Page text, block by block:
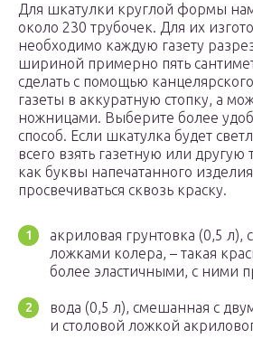
Для шкатулки круглой формы
около 230 трубочек. Для их
необходимо каждую газету
шириной примерно пять
сделать с помощью
газеты в аккуратную стопку, а
ножницами. Выберите более
способ. Если шкатулка будет
всего взять газетную или другую
как буквы напечатанного
просвечиваться сквозь краску.
акриловая грунтовка (0,5 л),
ложками колера, – такая
более эластичными, с ними
вода (0,5 л), смешанная с
и столовой ложкой